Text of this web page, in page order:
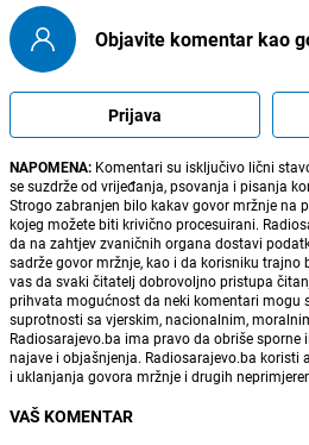
Objavite komentar kao
Prijava
NAPOMENA: Komentari su isključivo lični
se suzdrže od vrijeđanja, psovanja i pisanja
Strogo zabranjen bilo kakav govor mržnje na
kojeg možete biti krivično procesuirani.
da na zahtjev zvaničnih organa dostavi
sadrže govor mržnje, kao i da korisniku
vas da svaki čitatelj dobrovoljno pristupa
prihvata mogućnost da neki komentari mogu
suprotnosti sa vjerskim, nacionalnim,
Radiosarajevo.ba ima pravo da obriše sporne
najave i objašnjenja. Radiosarajevo.ba
i uklanjanja govora mržnje i drugih
VAŠ KOMENTAR